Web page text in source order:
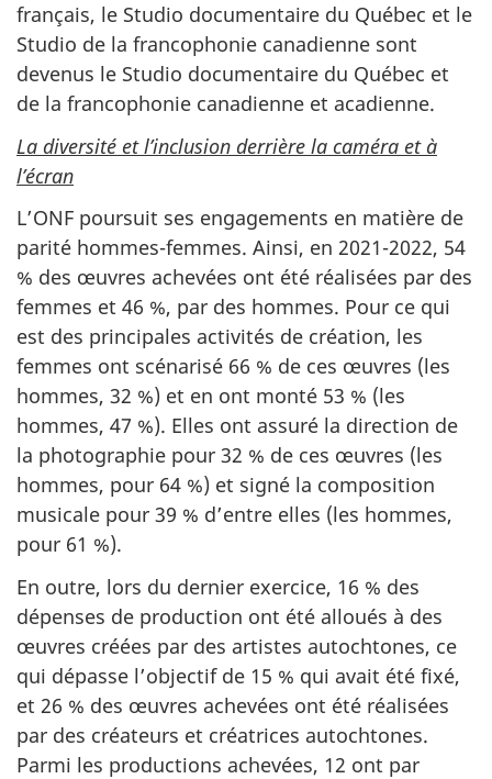
français, le Studio documentaire du Québec et le
Studio de la francophonie canadienne sont
devenus le Studio documentaire du Québec et
de la francophonie canadienne et acadienne.
La diversité et l’inclusion derrière la caméra et à
l’écran
L’ONF poursuit ses engagements en matière de
parité hommes-femmes. Ainsi, en 2021-2022, 54
% des œuvres achevées ont été réalisées par des
femmes et 46 %, par des hommes. Pour ce qui
est des principales activités de création, les
femmes ont scénarisé 66 % de ces œuvres (les
hommes, 32 %) et en ont monté 53 % (les
hommes, 47 %). Elles ont assuré la direction de
la photographie pour 32 % de ces œuvres (les
hommes, pour 64 %) et signé la composition
musicale pour 39 % d’entre elles (les hommes,
pour 61 %).
En outre, lors du dernier exercice, 16 % des
dépenses de production ont été alloués à des
œuvres créées par des artistes autochtones, ce
qui dépasse l’objectif de 15 % qui avait été fixé,
et 26 % des œuvres achevées ont été réalisées
par des créateurs et créatrices autochtones.
Parmi les productions achevées, 12 ont par